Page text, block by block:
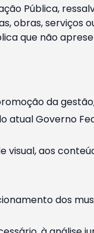
Pública,
obras, serviços
que não
da gestão;
atual Governo
visual, aos
dos